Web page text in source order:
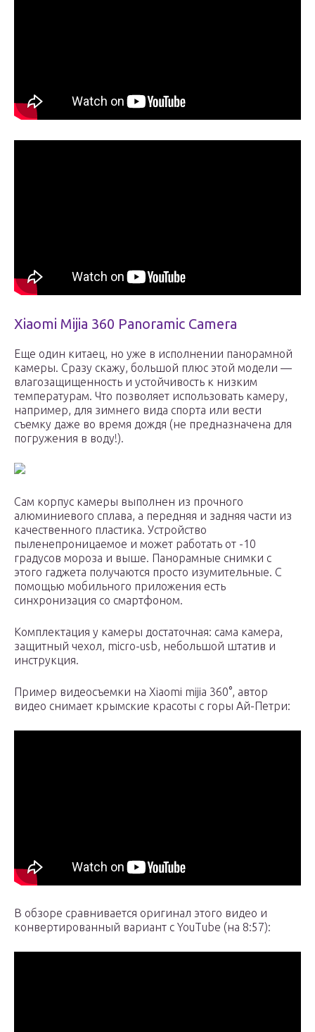
Xiaomi Mijia 360 Panoramic Camera
Еще один китаец, но уже в исполнении панорамной
камеры. Сразу скажу, большой плюс этой модели —
влагозащищенность и устойчивость к низким
температурам. Что позволяет использовать камеру,
например, для зимнего вида спорта или вести
съемку даже во время дождя (не предназначена для
погружения в воду!).
Сам корпус камеры выполнен из прочного
алюминиевого сплава, а передняя и задняя части из
качественного пластика. Устройство
пыленепроницаемое и может работать от -10
градусов мороза и выше. Панорамные снимки с
этого гаджета получаются просто изумительные. С
помощью мобильного приложения есть
синхронизация со смартфоном.
Комплектация у камеры достаточная: сама камера,
защитный чехол, micro-usb, небольшой штатив и
инструкция.
Пример видеосъемки на Xiaomi mijia 360°, автор
видео снимает крымские красоты с горы Ай-Петри:
В обзоре сравнивается оригинал этого видео и
конвертированный вариант с YouTube (на 8:57):